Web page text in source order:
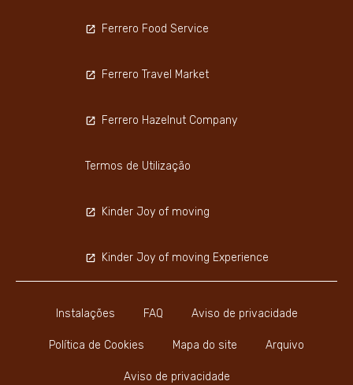
Instalações FAQ Aviso de privacidade
Política de Cookies Mapa do site Arquivo
Aviso de privacidade
Ferrero Food Service
Ferrero Travel Market
Ferrero Hazelnut Company
Termos de Utilização
Kinder Joy of moving
Kinder Joy of moving Experience